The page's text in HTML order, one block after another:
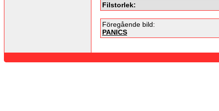
Filstorlek:
Föregående bild:
PANICS